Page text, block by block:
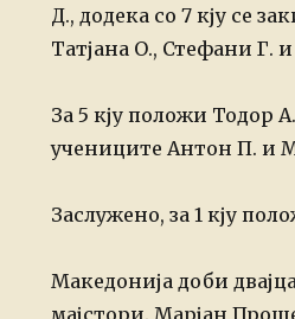
Д., додека со 7 кју се
Татјана О., Стефани Г.
За 5 кју положи Тодор
учениците Антон П. и
Заслужено, за 1 кју
Македонија доби